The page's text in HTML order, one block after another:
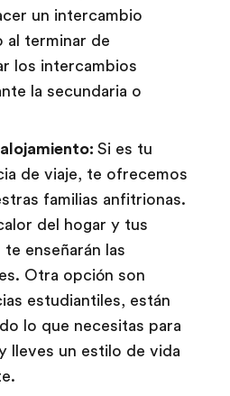
un intercambio
al terminar de
los intercambios
la secundaria o
Si es tu
de viaje, te ofrecemos
familias anfitrionas.
del hogar y tus
enseñarán las
Otra opción son
estudiantiles, están
lo que necesitas para
lleves un estilo de vida